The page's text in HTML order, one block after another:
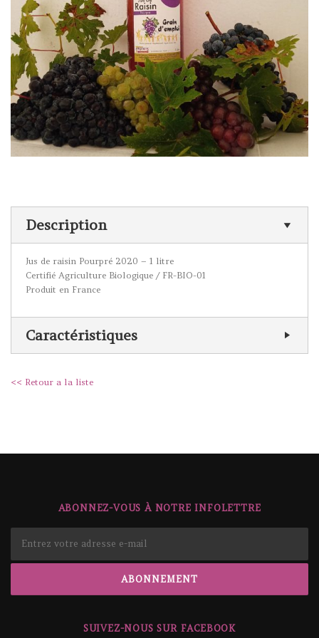
Description
Jus de raisin Pourpré 2020 – 1 litre
Certifié Agriculture Biologique / FR-BIO-01
Produit en France
Caractéristiques
<< Retour a la liste
ABONNEZ-VOUS À NOTRE INFOLETTRE
SUIVEZ-NOUS SUR FACEBOOK